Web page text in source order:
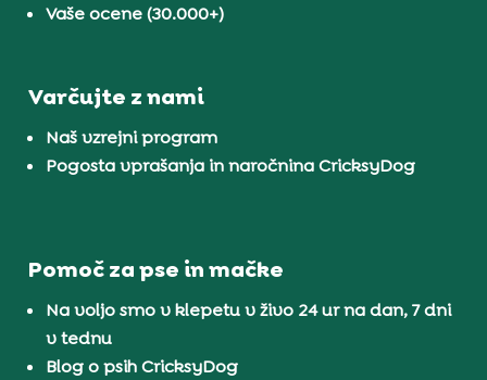
Vaše ocene (30.000+)
Varčujte z nami
Naš vzrejni program
Pogosta vprašanja in naročnina CricksyDog
Pomoč za pse in mačke
Na voljo smo v klepetu v živo 24 ur na dan, 7 dni
v tednu
Blog o psih CricksyDog